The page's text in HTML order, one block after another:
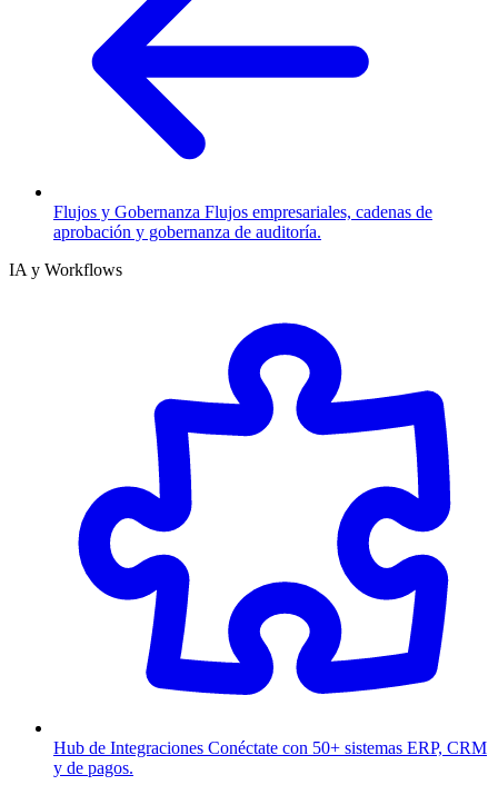
Flujos y Gobernanza Flujos empresariales, cadenas de
aprobación y gobernanza de auditoría.
IA y Workflows
Hub de Integraciones Conéctate con 50+ sistemas ERP, CRM
y de pagos.